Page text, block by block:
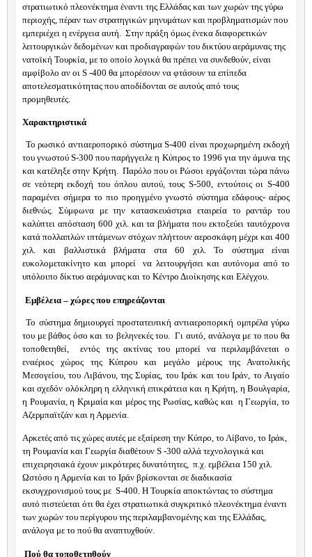
στρατιωτικό πλεονέκτημα έναντι της Ελλάδας και των χωρών της γύρω
περιοχής, πέραν των στρατηγικών μηνυμάτων και προβληματισμών που
εμπεριέχει η ενέργεια αυτή.
Στην πράξη όμως ένεκα διαφορετικών
λειτουργικών δεδομένων και προδιαγραφών του δικτύου αεράμυνας της
νατοϊκή Τουρκία, με το οποίο λογικά θα πρέπει να συνδεθούν, είναι
αμφίβολο αν οι S -400 θα μπορέσουν να φτάσουν τα επίπεδα
αποτελεσματικότητας που αποδίδονται σε αυτούς από τους
προμηθευτές.
Χαρακτηριστικά
Το ρωσικό αντιαεροπορικό σύστημαS-400 είναι προχωρημένη εκδοχή
του γνωστούS-300 που παρήγγειλε η Κύπρος το 1996 για την άμυνα της
και κατέληξε στην Κρήτη. Παρόλο που οι Ρώσοι εργάζονται τώρα πάνω
σε νεότερη εκδοχή του όπλου αυτού, τους S-500, εντούτοις οιS-400
παραμένει σήμερα το πιο προηγμένο γνωστό σύστημα εδάφους- αέρος
διεθνώς. Σύμφωνα με την κατασκευάστρια εταιρεία το ραντάρ του
καλύπτει απόσταση 600 χιλ. και τα βλήματα που εκτοξεύει ταυτόχρονα
κατά πολλαπλών ιπτάμενων στόχων πλήττουν αεροσκάφη μέχρι και 400
χιλ. και βαλλιστικά βλήματα στα 60 χιλ. Το σύστημα είναι
ευκολομετακίνητο και μπορεί να λειτουργήσει και αυτόνομα από το
υπόλοιπο δίκτυο αεράμυνας και το Κέντρο Διοίκησης και Ελέγχου.
Εμβέλεια – χώρες που επηρεάζονται
Το σύστημα δημιουργεί προστατευτική αντιαεροπορική ομπρέλα γύρω
του με βάθος όσο και το βεληνεκές του. Γι αυτό, ανάλογα με το που θα
τοποθετηθεί, εντός της ακτίνας του μπορεί να περιλαμβάνεται ο
εναέριος χώρος της Κύπρου και μεγάλο μέρους της Ανατολικής
Μεσογείου, του Λιβάνου, της Συρίας, του Ιράκ και του Ιράν, το Αιγαίο
και σχεδόν ολόκληρη η ελληνική επικράτεια και η Κρήτη, η Βουλγαρία,
η Ρουμανία, η Κριμαία και μέρος της Ρωσίας, καθώς και η Γεωργία, το
Αζερμπαϊτζάν και η Αρμενία.
Αρκετές από τις χώρες αυτές με εξαίρεση την Κύπρο, το Λίβανο, το Ιράκ,
τη Ρουμανία και Γεωργία διαθέτουν S -300 αλλά τεχνολογικά και
επιχειρησιακά έχουν μικρότερες δυνατότητες, π.χ. εμβέλεια 150 χιλ.
Ωστόσο η Αρμενία και το Ιράν βρίσκονται σε διαδικασία
εκσυγχρονισμού τους με S-400. Η Τουρκία αποκτώντας το σύστημα
αυτό πιστεύεται ότι θα έχει στρατιωτικά συγκριτικό πλεονέκτημα έναντι
των χωρών του περίγυρου της περιλαμβανομένης και της Ελλάδας,
ανάλογα με το πού θα αναπτυχθούν.
Πού θα τοποθετηθούν